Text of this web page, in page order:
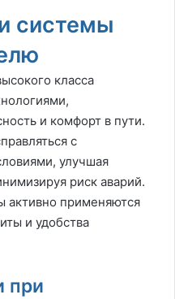
системы
класса
и комфорт в пути.
с
улучшая
риск аварий.
активно применяются
и удобства
при